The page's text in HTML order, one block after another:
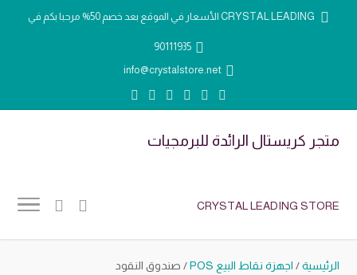
الأسعار في الموقع بعد خصم 50% مرحبا بكم في CRYSTAL LEADING
90111935
info@crystalstore.net
متجر كريستال الرائدة للبرمجيات
CRYSTAL LEADING STORE
الرئيسية/ اجهزة نقاط البيع POS / صندوق النقود